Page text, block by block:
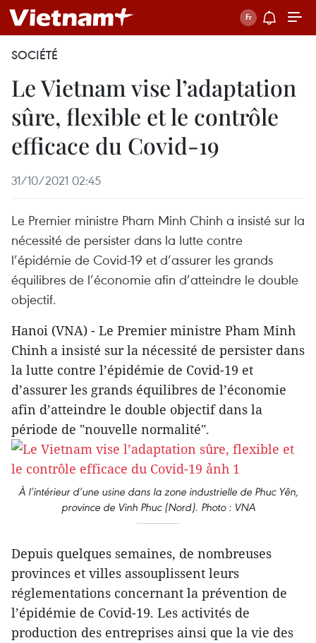
SOCIÉTÉ
Le Vietnam vise l’adaptation
sûre, flexible et le contrôle
efficace du Covid-19
31/10/2021 02:45
Le Premier ministre Pham Minh Chinh a insisté sur la
nécessité de persister dans la lutte contre
l’épidémie de Covid-19 et d’assurer les grands
équilibres de l’économie afin d’atteindre le double
objectif.
Hanoi (VNA) - Le Premier ministre Pham Minh
Chinh a insisté sur la nécessité de persister dans
la lutte contre l’épidémie de Covid-19 et
d’assurer les grands équilibres de l’économie
afin d’atteindre le double objectif dans la
période de "nouvelle normalité".
À l’intérieur d’une usine dans la zone industrielle de Phuc Yên,
province de Vinh Phuc (Nord). Photo : VNA
Depuis quelques semaines, de nombreuses
provinces et villes assouplissent leurs
réglementations concernant la prévention de
l’épidémie de Covid-19. Les activités de
production des entreprises ainsi que la vie des